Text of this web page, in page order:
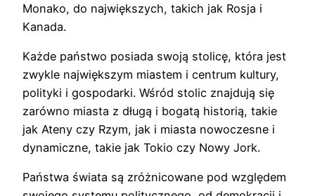
Monako, do największych, takich jak Rosja i
Kanada.
Każde państwo posiada swoją stolicę, która jest
zwykle największym miastem i centrum kultury,
polityki i gospodarki. Wśród stolic znajdują się
zarówno miasta z długą i bogatą historią, takie
jak Ateny czy Rzym, jak i miasta nowoczesne i
dynamiczne, takie jak Tokio czy Nowy Jork.
Państwa świata są zróżnicowane pod względem